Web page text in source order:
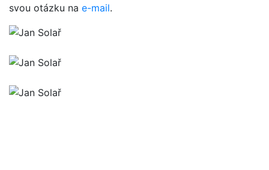
svou otázku na e-mail.